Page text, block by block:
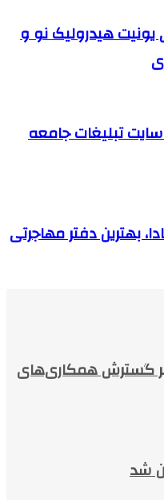
هیدرولیک نو و
تبلیغات جامعه
بهترین دفتر مهاجرتی
بر گسترش همکاری‌های
شد